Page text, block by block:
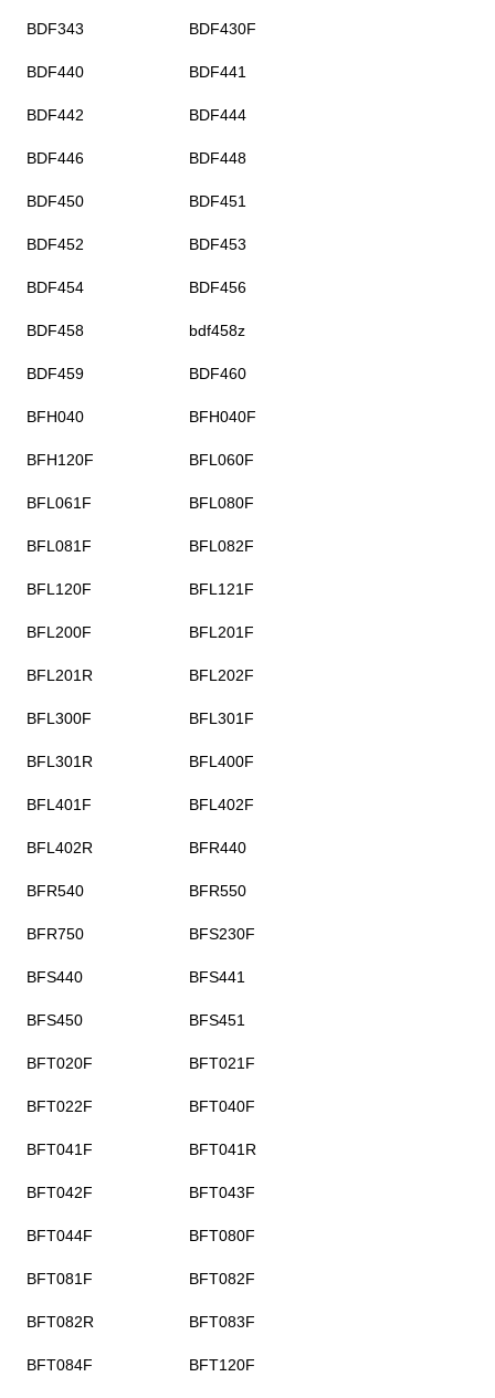
BDF343 BDF430F
BDF440 BDF441
BDF442 BDF444
BDF446 BDF448
BDF450 BDF451
BDF452 BDF453
BDF454 BDF456
BDF458 bdf458z
BDF459 BDF460
BFH040 BFH040F
BFH120F BFL060F
BFL061F BFL080F
BFL081F BFL082F
BFL120F BFL121F
BFL200F BFL201F
BFL201R BFL202F
BFL300F BFL301F
BFL301R BFL400F
BFL401F BFL402F
BFL402R BFR440
BFR540 BFR550
BFR750 BFS230F
BFS440 BFS441
BFS450 BFS451
BFT020F BFT021F
BFT022F BFT040F
BFT041F BFT041R
BFT042F BFT043F
BFT044F BFT080F
BFT081F BFT082F
BFT082R BFT083F
BFT084F BFT120F